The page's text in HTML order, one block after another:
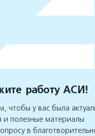
работу АСИ!
чтобы у вас была
полезные материалы
в